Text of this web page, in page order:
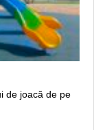
de joacă de pe